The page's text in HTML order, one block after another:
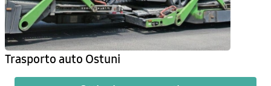
Trasporto auto Ostuni